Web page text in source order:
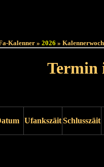
Kalenner » 2026 »
Termin
UfankszäitSchlusszäit